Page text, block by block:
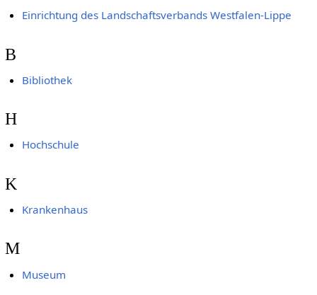
Einrichtung des Landschaftsverbands Westfalen-Lippe
B
Bibliothek
H
Hochschule
K
Krankenhaus
M
Museum